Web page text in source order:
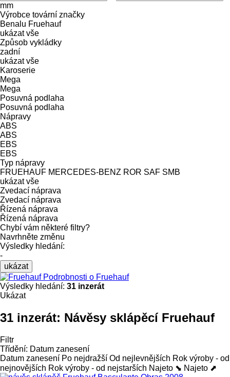
mm
Výrobce tovární značky
Benalu Fruehauf
ukázat vše
Způsob vykládky
zadní
ukázat vše
Karoserie
Mega
Mega
Posuvná podlaha
Posuvná podlaha
Nápravy
ABS
ABS
EBS
EBS
Typ nápravy
FRUEHAUF MERCEDES-BENZ ROR SAF SMB
ukázat vše
Zvedací náprava
Zvedací náprava
Řízená náprava
Řízená náprava
Chybí vám některé filtry?
Navrhněte změnu
Výsledky hledání:
-
ukázat
Podrobnosti o Fruehauf
Výsledky hledání: 31 inzerát
Ukázat
31 inzerát: Návěsy sklápěcí Fruehauf
Filtr
Třídění: Datum zanesení
Datum zanesení Po nejdražší Od nejlevnějších Rok výroby - od
nejnovějších Rok výroby - od nejstarších Najeto ⬊ Najeto ⬈